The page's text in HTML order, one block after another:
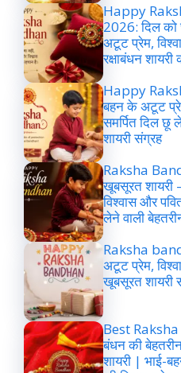
Happy
2026: दिल को
अटूट प्रेम,
रक्षाबंधन
Happy
बहन के अटूट
समर्पित दिल छू
शायरी संग्रह
Raksha
खूबसूरत शायरी
विश्वास और
लेने वाली
Raksha
अटूट प्रेम,
खूबसूरत शायरी
Best Raksha
बंधन की
शायरी | भाई-